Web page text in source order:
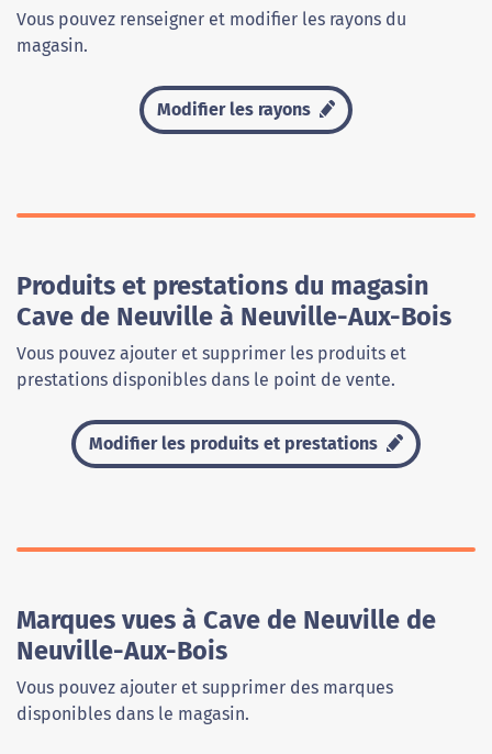
Vous pouvez renseigner et modifier les rayons du
magasin.
Modifier les rayons
Produits et prestations du magasin
Cave de Neuville à Neuville-Aux-Bois
Vous pouvez ajouter et supprimer les produits et
prestations disponibles dans le point de vente.
Modifier les produits et prestations
Marques vues à Cave de Neuville de
Neuville-Aux-Bois
Vous pouvez ajouter et supprimer des marques
disponibles dans le magasin.